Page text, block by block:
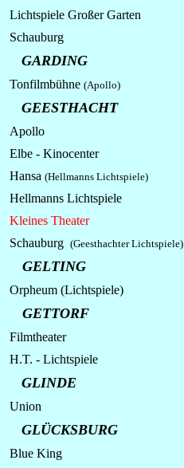
Lichtspiele Großer Garten
Schauburg
GARDING
Tonfilmbühne (Apollo)
GEESTHACHT
Apollo
Elbe - Kinocenter
Hansa (Hellmanns Lichtspiele)
Hellmanns Lichtspiele
Kleines Theater
Schauburg (Geesthachter Lichtspiele)
GELTING
Orpheum (Lichtspiele)
GETTORF
Filmtheater
H.T. - Lichtspiele
GLINDE
Union
GLÜCKSBURG
Blue King